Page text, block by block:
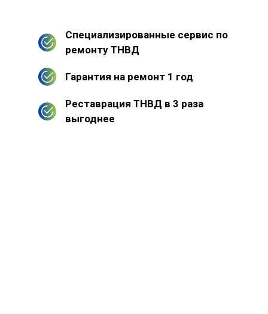
Специализированные сервис по
ремонту ТНВД
Гарантия на ремонт 1 год
Реставрация ТНВД в 3 раза
выгоднее